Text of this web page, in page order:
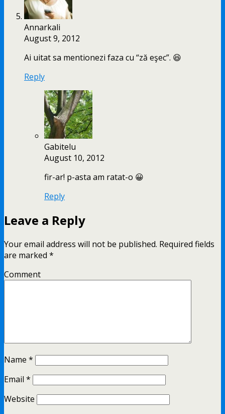
Annarkali
August 9, 2012
Ai uitat sa mentionezi faza cu “ză eşec”. 😆
Reply
Gabitelu
August 10, 2012
fir-ar! p-asta am ratat-o 😀
Reply
Leave a Reply
Your email address will not be published. Required fields
are marked *
Comment
Name *
Email *
Website